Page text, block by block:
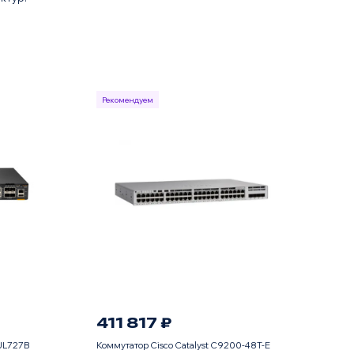
Рекомендуем
411 817 ₽
Коммутатор Cisco Catalyst C9200-48T-E